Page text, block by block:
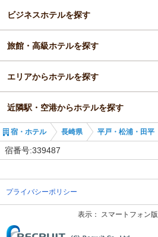
ビジネスホテルを探す
長崎県
平戸・松浦・田平
松浦・田平
旅館・高級ホテルを探す
長崎県
エリアからホテルを探す
長崎県
平戸・松浦・田平
近隣駅・空港からホテルを探す
山本駅
和多田駅
宿・ホテル 長崎県 平戸・松浦・田平
宿番号:339487
プライバシーポリシー
表示： スマートフォン版